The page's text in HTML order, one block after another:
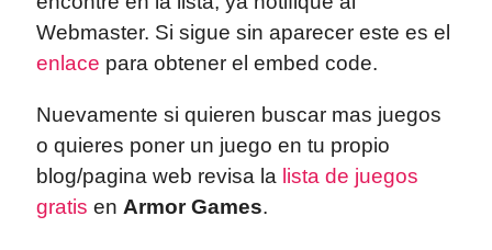
Webmaster. Si sigue sin aparecer este es el
enlace para obtener el embed code.
Nuevamente si quieren buscar mas juegos
o quieres poner un juego en tu propio
blog/pagina web revisa la lista de juegos
gratis en Armor Games.